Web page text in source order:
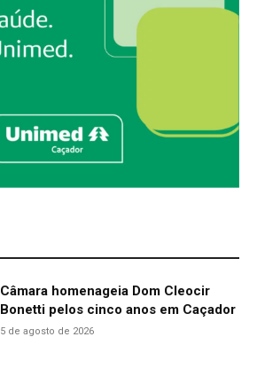
Câmara homenageia Dom Cleocir
Bonetti pelos cinco anos em Caçador
5 de agosto de 2026